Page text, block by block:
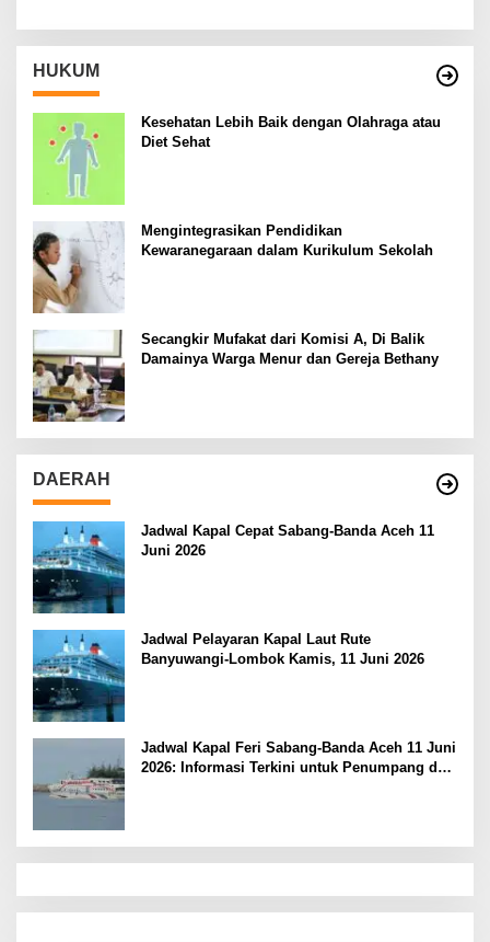
HUKUM
Kesehatan Lebih Baik dengan Olahraga atau
Diet Sehat
Mengintegrasikan Pendidikan
Kewaranegaraan dalam Kurikulum Sekolah
Secangkir Mufakat dari Komisi A, Di Balik
Damainya Warga Menur dan Gereja Bethany
DAERAH
Jadwal Kapal Cepat Sabang-Banda Aceh 11
Juni 2026
Jadwal Pelayaran Kapal Laut Rute
Banyuwangi-Lombok Kamis, 11 Juni 2026
Jadwal Kapal Feri Sabang-Banda Aceh 11 Juni
2026: Informasi Terkini untuk Penumpang dan